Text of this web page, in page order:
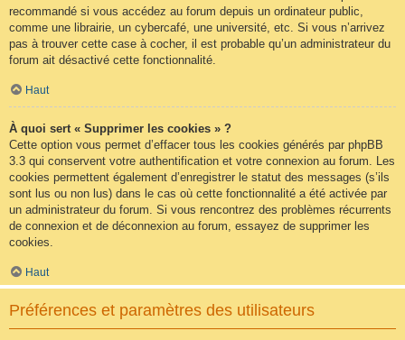
recommandé si vous accédez au forum depuis un ordinateur public,
comme une librairie, un cybercafé, une université, etc. Si vous n’arrivez
pas à trouver cette case à cocher, il est probable qu’un administrateur du
forum ait désactivé cette fonctionnalité.
Haut
À quoi sert « Supprimer les cookies » ?
Cette option vous permet d’effacer tous les cookies générés par phpBB
3.3 qui conservent votre authentification et votre connexion au forum. Les
cookies permettent également d’enregistrer le statut des messages (s’ils
sont lus ou non lus) dans le cas où cette fonctionnalité a été activée par
un administrateur du forum. Si vous rencontrez des problèmes récurrents
de connexion et de déconnexion au forum, essayez de supprimer les
cookies.
Haut
Préférences et paramètres des utilisateurs